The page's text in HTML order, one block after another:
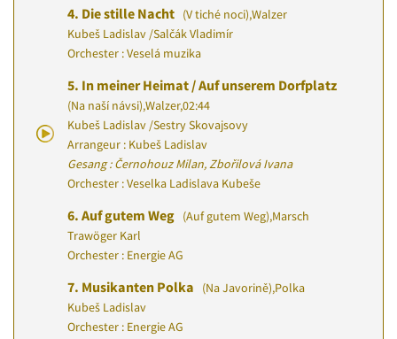
4. Die stille Nacht (V tiché noci),Walzer
Kubeš Ladislav /Salčák Vladimír
Orchester : Veselá muzika
5. In meiner Heimat / Auf unserem Dorfplatz
(Na naší návsi),Walzer,02:44
Kubeš Ladislav /Sestry Skovajsovy
Arrangeur : Kubeš Ladislav
Gesang : Černohouz Milan, Zbořilová Ivana
Orchester : Veselka Ladislava Kubeše
6. Auf gutem Weg (Auf gutem Weg),Marsch
Trawöger Karl
Orchester : Energie AG
7. Musikanten Polka (Na Javorině),Polka
Kubeš Ladislav
Orchester : Energie AG